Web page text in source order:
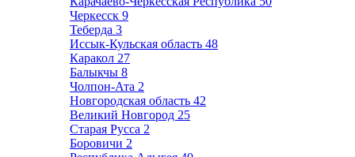
Черкесск 9
Теберда 3
Иссык-Кульская область 48
Каракол 27
Балыкчы 8
Чолпон-Ата 2
Новгородская область 42
Великий Новгород 25
Старая Русса 2
Боровичи 2